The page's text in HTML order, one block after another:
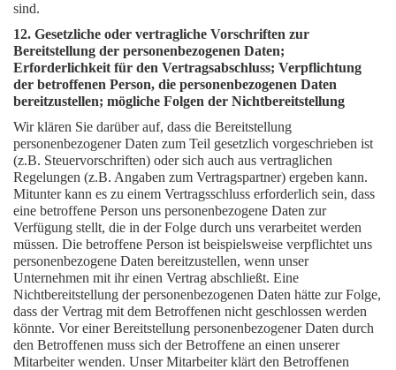
sind.
12. Gesetzliche oder vertragliche Vorschriften zur
Bereitstellung der personenbezogenen Daten;
Erforderlichkeit für den Vertragsabschluss; Verpflichtung
der betroffenen Person, die personenbezogenen Daten
bereitzustellen; mögliche Folgen der Nichtbereitstellung
Wir klären Sie darüber auf, dass die Bereitstellung
personenbezogener Daten zum Teil gesetzlich vorgeschrieben ist
(z.B. Steuervorschriften) oder sich auch aus vertraglichen
Regelungen (z.B. Angaben zum Vertragspartner) ergeben kann.
Mitunter kann es zu einem Vertragsschluss erforderlich sein, dass
eine betroffene Person uns personenbezogene Daten zur
Verfügung stellt, die in der Folge durch uns verarbeitet werden
müssen. Die betroffene Person ist beispielsweise verpflichtet uns
personenbezogene Daten bereitzustellen, wenn unser
Unternehmen mit ihr einen Vertrag abschließt. Eine
Nichtbereitstellung der personenbezogenen Daten hätte zur Folge,
dass der Vertrag mit dem Betroffenen nicht geschlossen werden
könnte. Vor einer Bereitstellung personenbezogener Daten durch
den Betroffenen muss sich der Betroffene an einen unserer
Mitarbeiter wenden. Unser Mitarbeiter klärt den Betroffenen